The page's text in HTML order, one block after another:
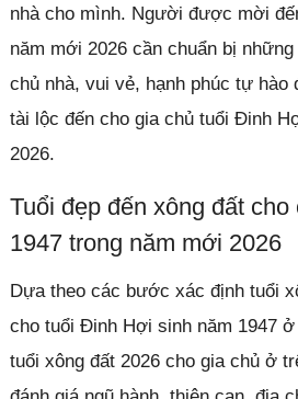
nhà cho mình. Người được mời
năm mới 2026 cần chuẩn bị
chủ nhà, vui vẻ, hạnh phúc tự hào
tài lộc đến cho gia chủ tuổi Đinh
2026.
Tuổi đẹp đến xông đất
1947 trong năm mới 2026
Dựa theo các bước xác định tuổi
cho tuổi Đinh Hợi sinh năm 1947
tuổi xông đất 2026 cho gia chủ ở